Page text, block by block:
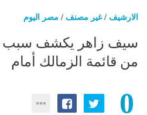
الارشيف /غير مصنف / مصر اليوم
سيف زاهر يكشف سبب
من قائمة الزمالك أمام
0